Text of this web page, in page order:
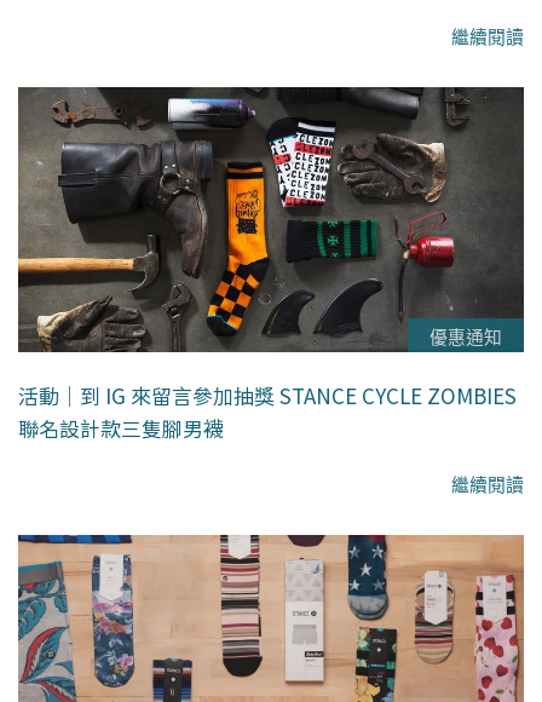
繼續閱讀
優惠通知
活動｜到 IG 來留言參加抽獎 STANCE CYCLE ZOMBIES
聯名設計款三隻腳男襪
繼續閱讀